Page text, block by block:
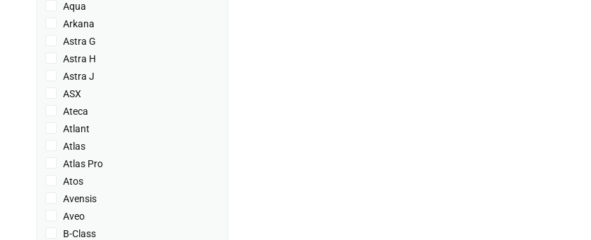
Aqua
Arkana
Astra G
Astra H
Astra J
ASX
Ateca
Atlant
Atlas
Atlas Pro
Atos
Avensis
Aveo
B-Class